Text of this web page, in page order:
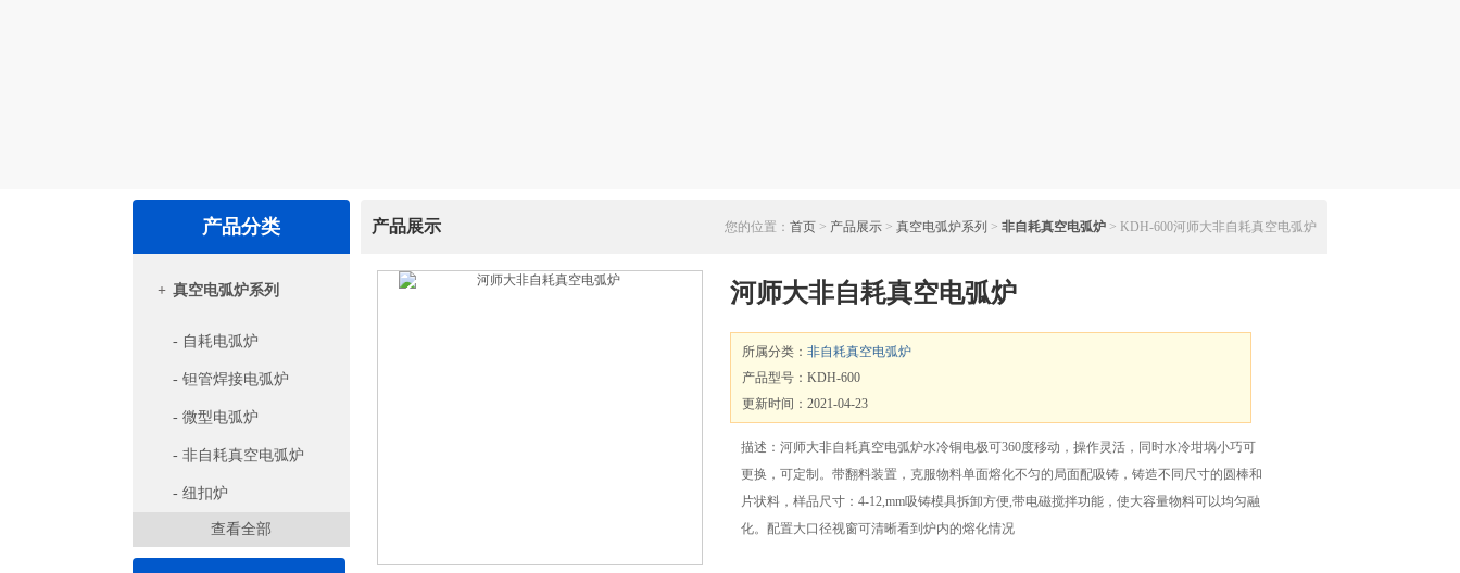
产品分类
+ 真空电弧炉系列
- 自耗电弧炉
- 钽管焊接电弧炉
- 微型电弧炉
- 非自耗真空电弧炉
- 纽扣炉
查看全部
产品展示 您的位置： 首页 > 产品展示 > 真空电弧炉系列 > 非自耗真空电弧炉 > KDH-600河师大非自耗真空电弧炉
河师大非自耗真空电弧炉
所属分类： 非自耗真空电弧炉
产品型号：KDH-600
更新时间：2021-04-23
描述：河师大非自耗真空电弧炉水冷铜电极可360度移动，操作灵活，同时水冷坩埚小巧可
更换，可定制。带翻料装置，克服物料单面熔化不匀的局面配吸铸，铸造不同尺寸的圆棒和
片状料，样品尺寸：4-12,mm吸铸模具拆卸方便,带电磁搅拌功能，使大容量物料可以均匀融
化。配置大口径视窗可清晰看到炉内的熔化情况